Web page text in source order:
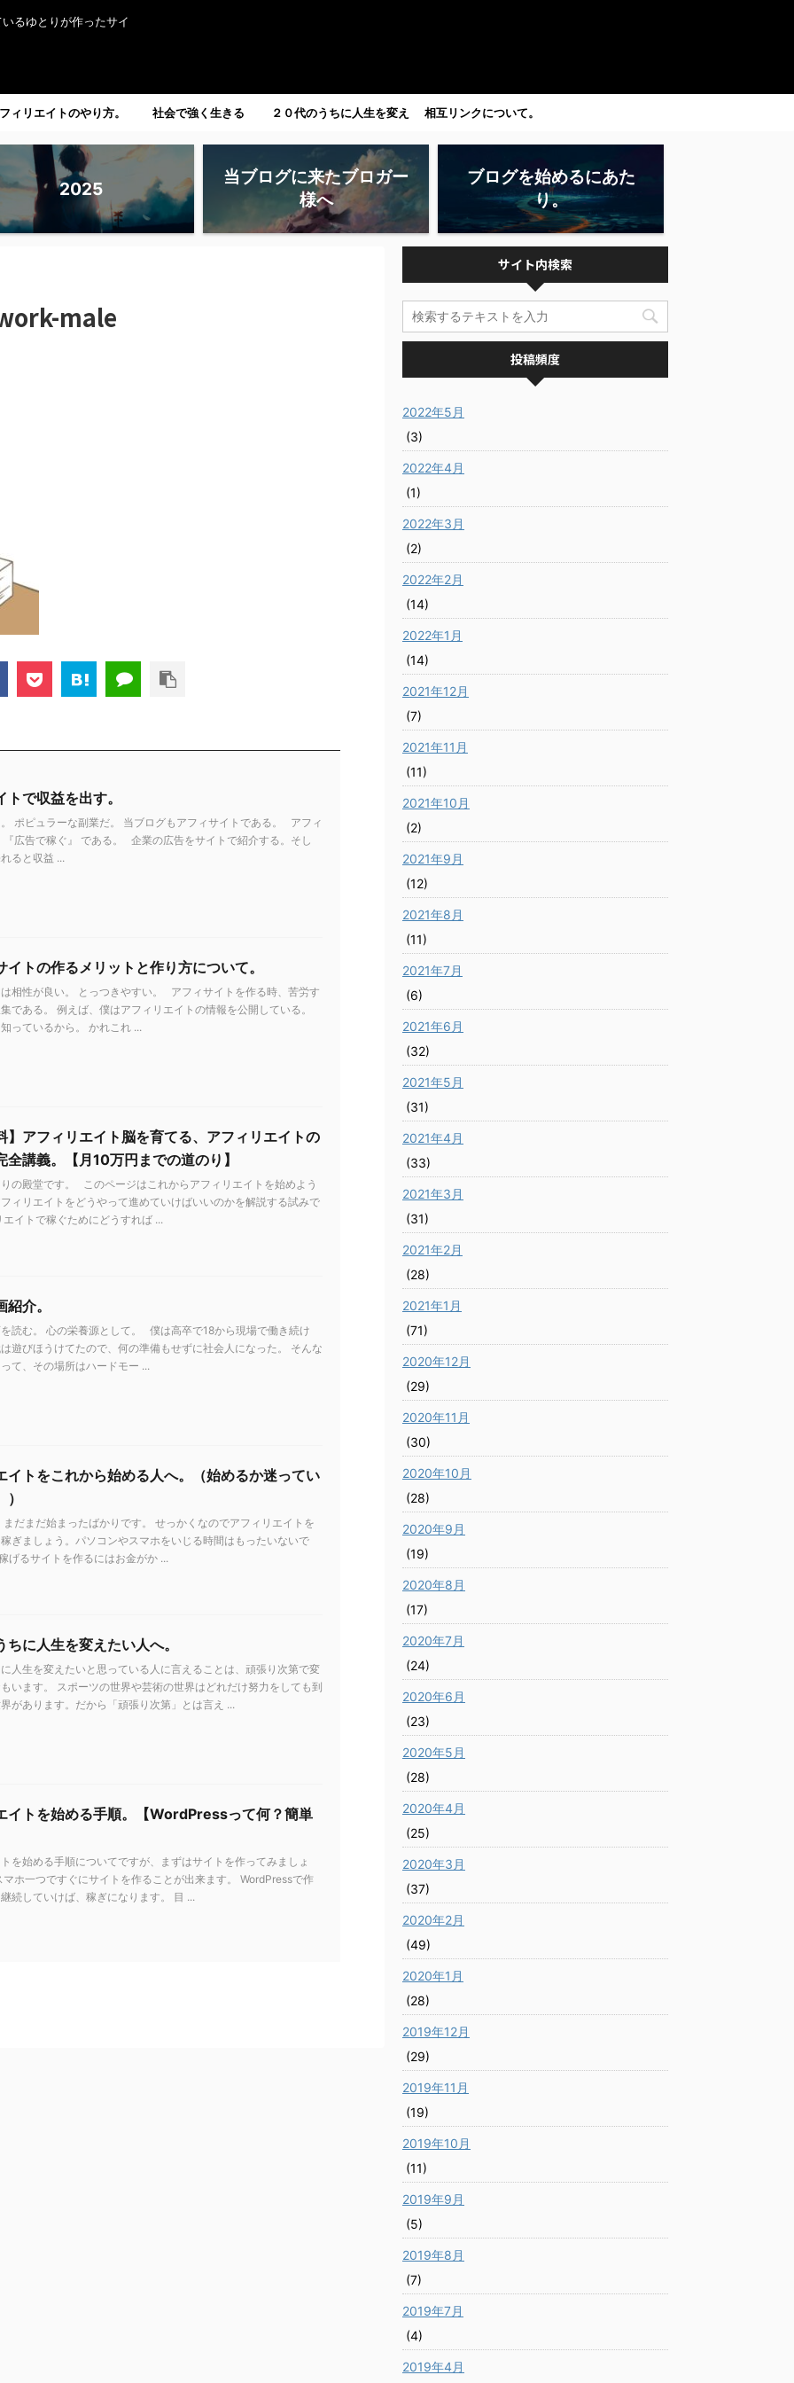
るゆとりが作ったサイ
ィリエイトのやり方。 社会で強く生きる ２０代のうちに人生を変え
たい人へ。
相互リンクについて。
2025
当ブログに来たブロガー
様へ
ブログを始めるにあた
り。
male
トで収益を出す。
ポピュラーな副業だ。 当ブログもアフィサイトである。 アフィ
『広告で稼ぐ』 である。 企業の広告をサイトで紹介する。そし
ると収益 ...
イトの作るメリットと作り方について。
相性が良い。 とっつきやすい。 アフィサイトを作る時、苦労す
である。 例えば、僕はアフィリエイトの情報を公開している。
っているから。 かれこれ ...
】アフィリエイト脳を育てる、アフィリエイトの
全講義。【月10万円までの道のり】
の殿堂です。 このページはこれからアフィリエイトを始めよう
ィリエイトをどうやって進めていけばいいのかを解説する試みで
イトで稼ぐためにどうすれば ...
介。
読む。 心の栄養源として。 僕は高卒で18から現場で働き続け
遊びほうけてたので、何の準備もせずに社会人になった。 そんな
て、その場所はハードモー ...
イトをこれから始める人へ。（始めるか迷ってい
まだまだ始まったばかりです。 せっかくなのでアフィリエイトを
ぎましょう。パソコンやスマホをいじる時間はもったいないで
げるサイトを作るにはお金がか ...
ちに人生を変えたい人へ。
人生を変えたいと思っている人に言えることは、頑張り次第で変
います。 スポーツの世界や芸術の世界はどれだけ努力をしても到
があります。だから「頑張り次第」とは言え ...
イトを始める手順。【WordPressって何？簡単
を始める手順についてですが、まずはサイトを作ってみましょ
マホ一つですぐにサイトを作ることが出来ます。 WordPressで作
続していけば、稼ぎになります。 目 ...
サイト内検索
投稿頻度
2022年5月
(3)
2022年4月
(1)
2022年3月
(2)
2022年2月
(14)
2022年1月
(14)
2021年12月
(7)
2021年11月
(11)
2021年10月
(2)
2021年9月
(12)
2021年8月
(11)
2021年7月
(6)
2021年6月
(32)
2021年5月
(31)
2021年4月
(33)
2021年3月
(31)
2021年2月
(28)
2021年1月
(71)
2020年12月
(29)
2020年11月
(30)
2020年10月
(28)
2020年9月
(19)
2020年8月
(17)
2020年7月
(24)
2020年6月
(23)
2020年5月
(28)
2020年4月
(25)
2020年3月
(37)
2020年2月
(49)
2020年1月
(28)
2019年12月
(29)
2019年11月
(19)
2019年10月
(11)
2019年9月
(5)
2019年8月
(7)
2019年7月
(4)
2019年4月